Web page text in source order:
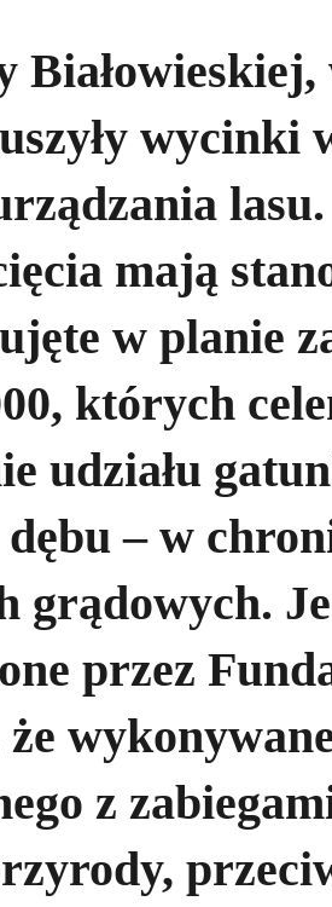
wycinki
lasu.
mają
w planie
których
udziału
dębu – w
grądowych.
przez
z